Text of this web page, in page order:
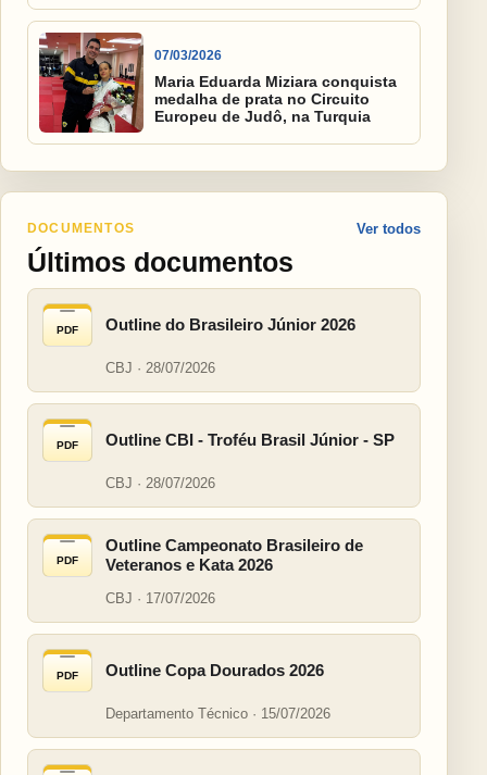
07/03/2026
Maria Eduarda Miziara conquista
medalha de prata no Circuito
Europeu de Judô, na Turquia
DOCUMENTOS
Últimos documentos
Ver todos
PDF Outline do Brasileiro Júnior 2026
CBJ · 28/07/2026
PDF Outline CBI - Troféu Brasil Júnior - SP
CBJ · 28/07/2026
PDF
Outline Campeonato Brasileiro de
Veteranos e Kata 2026
CBJ · 17/07/2026
PDF Outline Copa Dourados 2026
Departamento Técnico · 15/07/2026